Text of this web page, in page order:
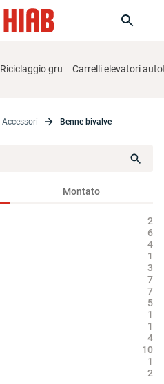
Riciclaggio gru Carrelli elevatori
Accessori Benne bivalve
Montato
2
6
4
1
3
7
7
5
1
1
4
10
1
2